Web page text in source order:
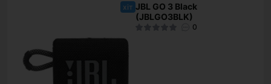
хіт JBL GO 3 Black
(JBLGO3BLK)
0